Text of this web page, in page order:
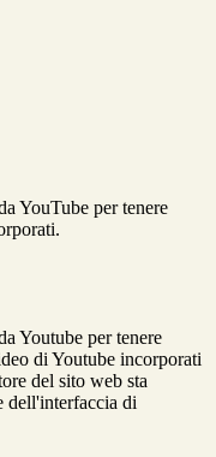
YouTube per tenere
Youtube per tenere
di Youtube incorporati
del sito web sta
dell'interfaccia di